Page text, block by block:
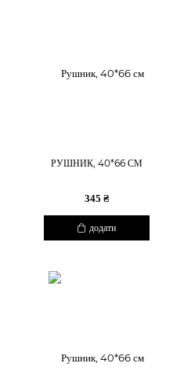
РУШНИК, 40*66 СМ
345 ₴
додати